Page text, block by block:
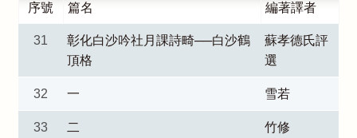
序號 篇名 編著譯者
31
彰化白沙吟社月課詩畸──白沙鶴
頂格
蘇孝德氏評
選
32 一 雪若
33 二 竹修